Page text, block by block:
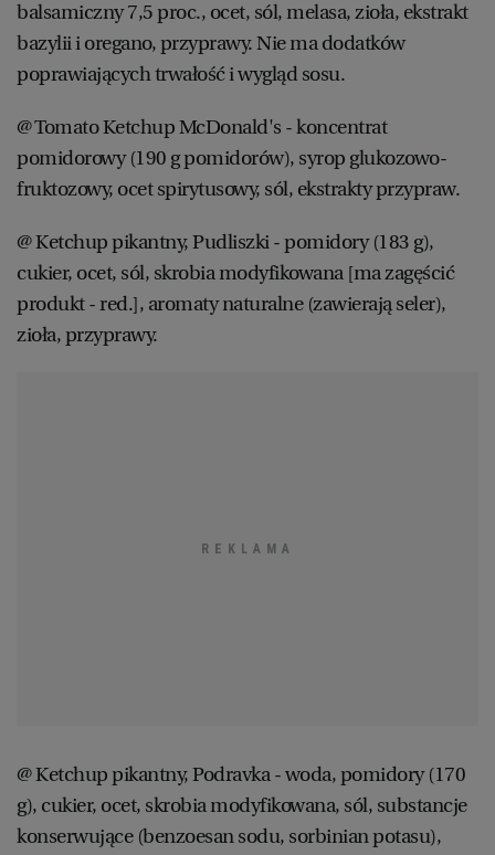
balsamiczny 7,5 proc., ocet, sól, melasa, zioła, ekstrakt
bazylii i oregano, przyprawy. Nie ma dodatków
poprawiających trwałość i wygląd sosu.
@ Tomato Ketchup McDonald's - koncentrat
pomidorowy (190 g pomidorów), syrop glukozowo-
fruktozowy, ocet spirytusowy, sól, ekstrakty przypraw.
@ Ketchup pikantny, Pudliszki - pomidory (183 g),
cukier, ocet, sól, skrobia modyfikowana [ma zagęścić
produkt - red.], aromaty naturalne (zawierają seler),
zioła, przyprawy.
@ Ketchup pikantny, Podravka - woda, pomidory (170
g), cukier, ocet, skrobia modyfikowana, sól, substancje
konserwujące (benzoesan sodu, sorbinian potasu),